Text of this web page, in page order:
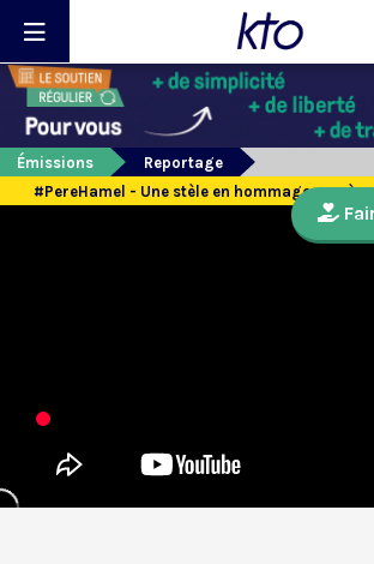
Émissions
Reportage
#PereHamel - Une stèle en hommage au père